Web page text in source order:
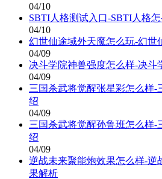
04/10
SBTI人格测试入口-SBTI人格
04/10
幻世仙途域外天魔怎么玩-幻世
04/09
决斗学院神兽强度怎么样-决斗
04/09
三国杀武将觉醒张星彩怎么样-
绍
04/09
三国杀武将觉醒孙鲁班怎么样-
绍
04/09
逆战未来聚能炮效果怎么样-逆
果解析